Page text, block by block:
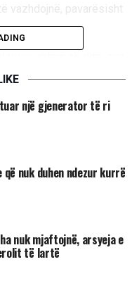
vazhdojnë, pavarësisht
i ri i moshës, i
në grupe të ndryshme
vetëm me persona
kontakteve të besuara.
kufizuara mesazhet
Masat e reja vijnë
për sigurinë e
një gjenerator të ri
nuk duhen ndezur kurrë
nuk mjaftojnë, arsyeja e
të lartë